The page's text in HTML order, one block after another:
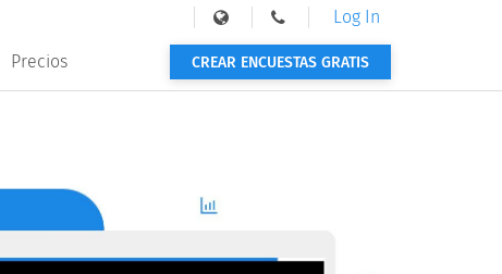
Precios
Log In
CREAR ENCUESTAS GRATIS